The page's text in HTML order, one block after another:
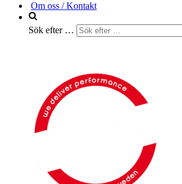
Om oss / Kontakt
Sök efter …